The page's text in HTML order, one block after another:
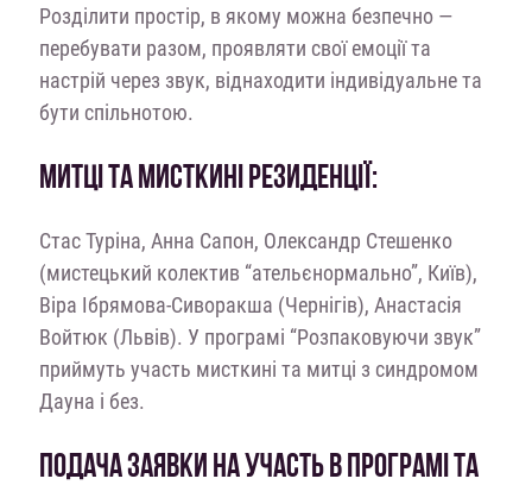
Розділити простір, в якому можна безпечно —
перебувати разом, проявляти свої емоції та
настрій через звук, віднаходити індивідуальне та
бути спільнотою.
МИТЦІ ТА МИСТКИНІ РЕЗИДЕНЦІЇ:
Стас Туріна, Анна Сапон, Олександр Стешенко
(мистецький колектив “ательєнормально”, Київ),
Віра Ібрямова-Сиворакша (Чернігів), Анастасія
Войтюк (Львів). У програмі “Розпаковуючи звук”
приймуть участь мисткині та митці з синдромом
Дауна і без.
ПОДАЧА ЗАЯВКИ НА УЧАСТЬ В ПРОГРАМІ ТА